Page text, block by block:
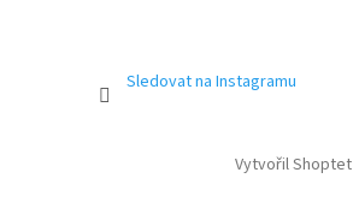
Sledovat na Instagramu
Vytvořil Shoptet